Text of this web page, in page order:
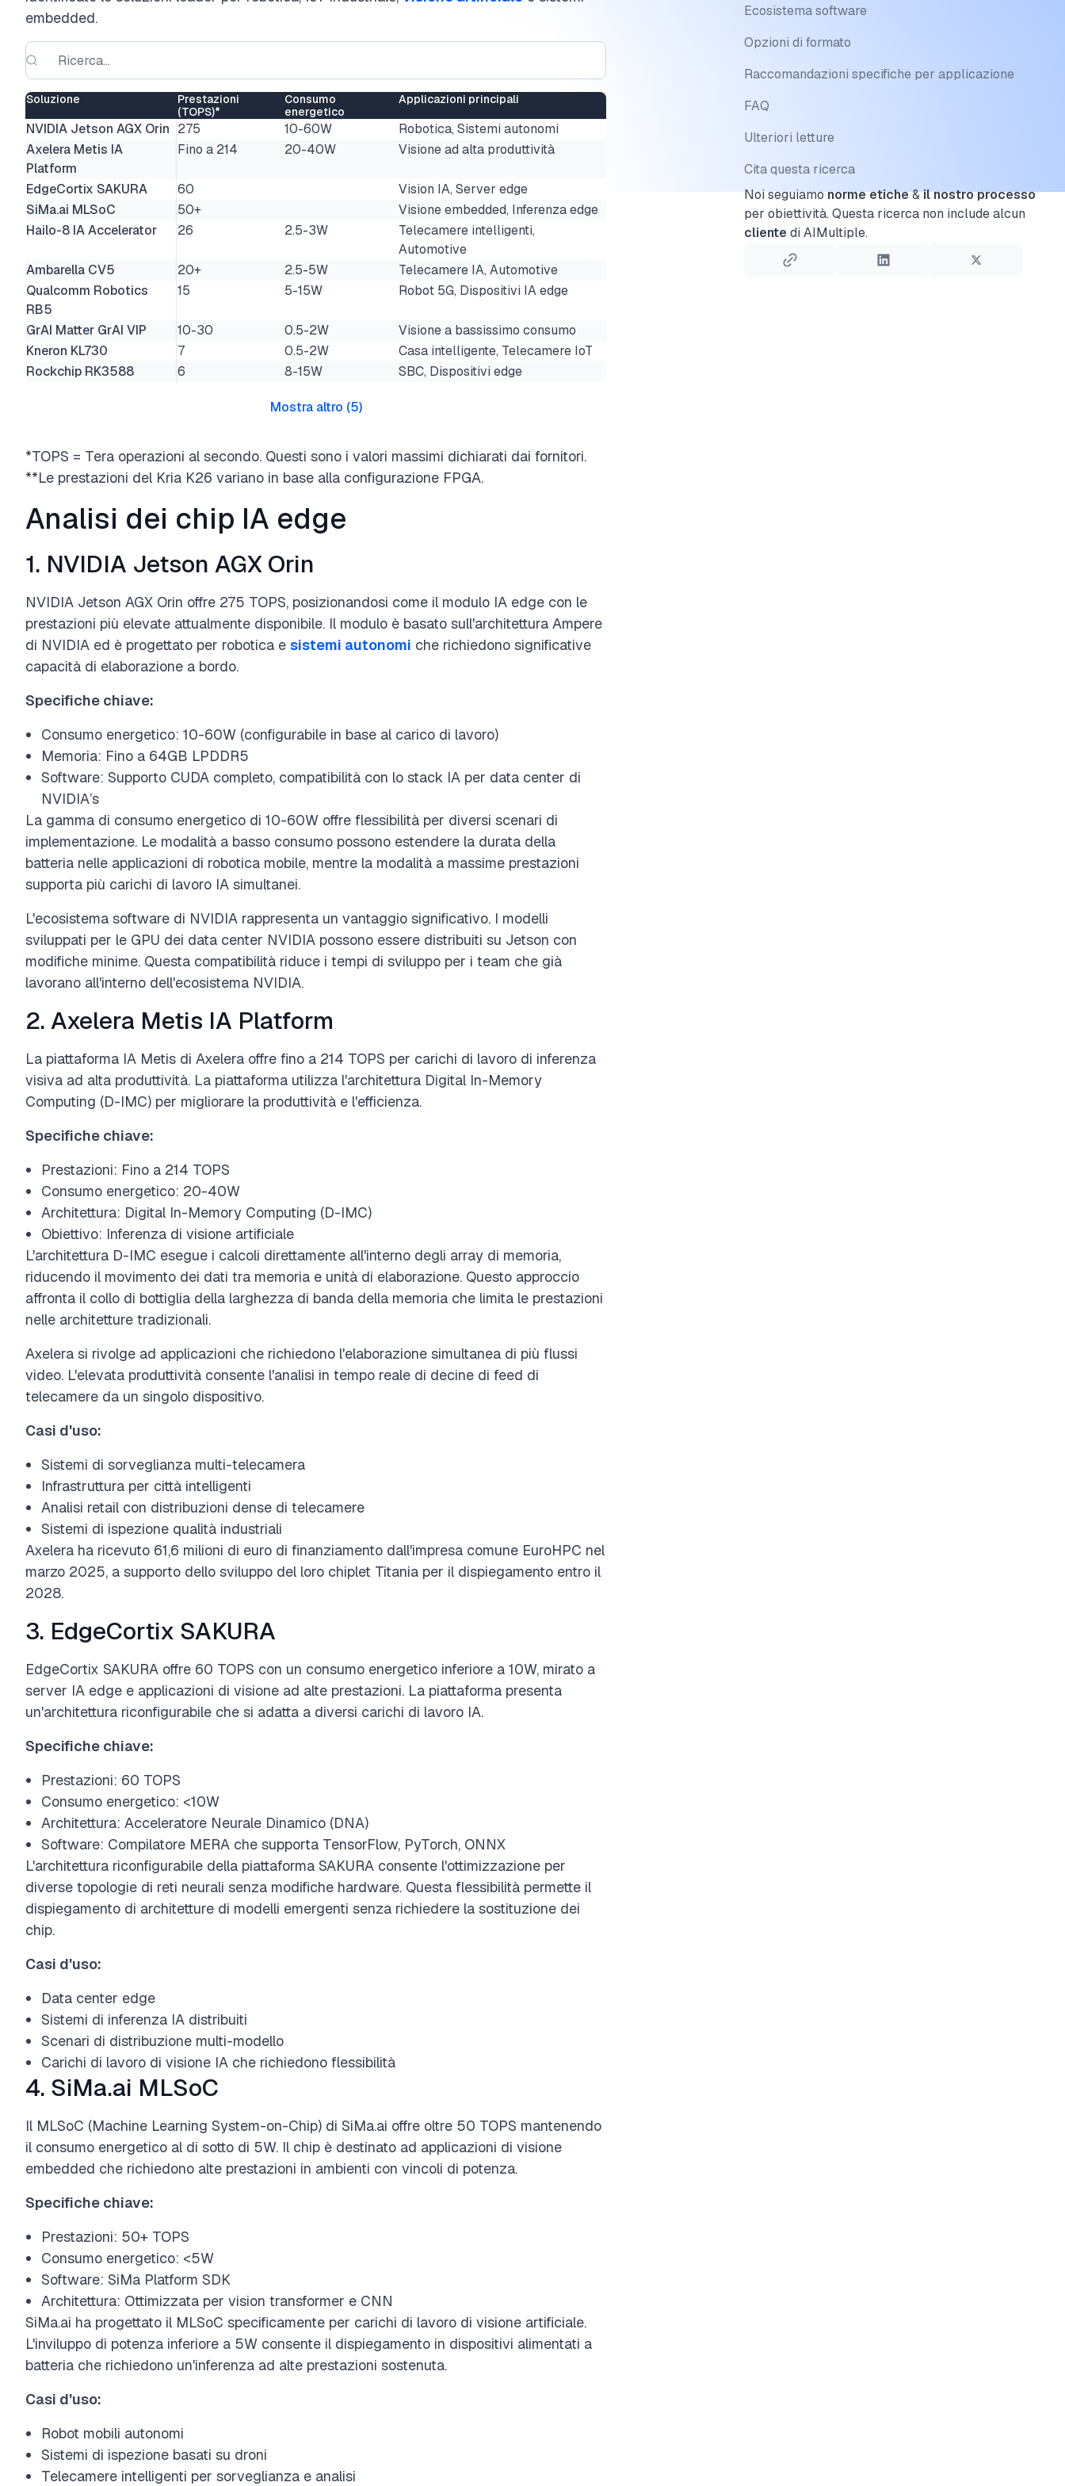
embedded.
Soluzione
Prestazioni
(TOPS)*
Consumo
energetico
Applicazioni principali
NVIDIA Jetson AGX Orin 275 10-60W
Robotica, Sistemi autonomi
Axelera Metis IA
Platform
Fino a 214 20-40W Visione ad alta produttività
EdgeCortix SAKURA 60
Vision IA, Server edge
SiMa.ai MLSoC
50+
Visione embedded, Inferenza edge
Hailo-8 IA Accelerator
26 2.5-3W
Telecamere intelligenti,
Automotive
Ambarella CV5
20+ 2.5-5W
Telecamere IA, Automotive
Qualcomm Robotics
RB5
15 5-15W Robot 5G, Dispositivi IA edge
GrAI Matter GrAI VIP 10-30 0.5-2W
Visione a bassissimo consumo
Kneron KL730
7 0.5-2W
Casa intelligente, Telecamere IoT
Rockchip RK3588
6 8-15W SBC, Dispositivi edge
Mostra altro (5)
*TOPS = Tera operazioni al secondo. Questi sono i valori massimi dichiarati dai fornitori.
**Le prestazioni del Kria K26 variano in base alla configurazione FPGA.
Analisi dei chip IA edge
1. NVIDIA Jetson AGX Orin
NVIDIA Jetson AGX Orin offre 275 TOPS, posizionandosi come il modulo IA edge con le
prestazioni più elevate attualmente disponibile. Il modulo è basato sull'architettura Ampere
di NVIDIA ed è progettato per robotica e sistemi autonomi che richiedono significative
capacità di elaborazione a bordo.
Specifiche chiave:
Consumo energetico: 10-60W (configurabile in base al carico di lavoro)
Memoria: Fino a 64GB LPDDR5
Software: Supporto CUDA completo, compatibilità con lo stack IA per data center di
NVIDIA’s
La gamma di consumo energetico di 10-60W offre flessibilità per diversi scenari di
implementazione. Le modalità a basso consumo possono estendere la durata della
batteria nelle applicazioni di robotica mobile, mentre la modalità a massime prestazioni
supporta più carichi di lavoro IA simultanei.
L'ecosistema software di NVIDIA rappresenta un vantaggio significativo. I modelli
sviluppati per le GPU dei data center NVIDIA possono essere distribuiti su Jetson con
modifiche minime. Questa compatibilità riduce i tempi di sviluppo per i team che già
lavorano all'interno dell'ecosistema NVIDIA.
2. Axelera Metis IA Platform
La piattaforma IA Metis di Axelera offre fino a 214 TOPS per carichi di lavoro di inferenza
visiva ad alta produttività. La piattaforma utilizza l'architettura Digital In-Memory
Computing (D-IMC) per migliorare la produttività e l'efficienza.
Specifiche chiave:
Prestazioni: Fino a 214 TOPS
Consumo energetico: 20-40W
Architettura: Digital In-Memory Computing (D-IMC)
Obiettivo: Inferenza di visione artificiale
L'architettura D-IMC esegue i calcoli direttamente all'interno degli array di memoria,
riducendo il movimento dei dati tra memoria e unità di elaborazione. Questo approccio
affronta il collo di bottiglia della larghezza di banda della memoria che limita le prestazioni
nelle architetture tradizionali.
Axelera si rivolge ad applicazioni che richiedono l'elaborazione simultanea di più flussi
video. L'elevata produttività consente l'analisi in tempo reale di decine di feed di
telecamere da un singolo dispositivo.
Casi d'uso:
Sistemi di sorveglianza multi-telecamera
Infrastruttura per città intelligenti
Analisi retail con distribuzioni dense di telecamere
Sistemi di ispezione qualità industriali
Axelera ha ricevuto 61,6 milioni di euro di finanziamento dall'impresa comune EuroHPC nel
marzo 2025, a supporto dello sviluppo del loro chiplet Titania per il dispiegamento entro il
2028.
3. EdgeCortix SAKURA
EdgeCortix SAKURA offre 60 TOPS con un consumo energetico inferiore a 10W, mirato a
server IA edge e applicazioni di visione ad alte prestazioni. La piattaforma presenta
un'architettura riconfigurabile che si adatta a diversi carichi di lavoro IA.
Specifiche chiave:
Prestazioni: 60 TOPS
Consumo energetico: <10W
Architettura: Acceleratore Neurale Dinamico (DNA)
Software: Compilatore MERA che supporta TensorFlow, PyTorch, ONNX
L'architettura riconfigurabile della piattaforma SAKURA consente l'ottimizzazione per
diverse topologie di reti neurali senza modifiche hardware. Questa flessibilità permette il
dispiegamento di architetture di modelli emergenti senza richiedere la sostituzione dei
chip.
Casi d'uso:
Data center edge
Sistemi di inferenza IA distribuiti
Scenari di distribuzione multi-modello
Carichi di lavoro di visione IA che richiedono flessibilità
4. SiMa.ai MLSoC
Il MLSoC (Machine Learning System-on-Chip) di SiMa.ai offre oltre 50 TOPS mantenendo
il consumo energetico al di sotto di 5W. Il chip è destinato ad applicazioni di visione
embedded che richiedono alte prestazioni in ambienti con vincoli di potenza.
Specifiche chiave:
Prestazioni: 50+ TOPS
Consumo energetico: <5W
Software: SiMa Platform SDK
Architettura: Ottimizzata per vision transformer e CNN
SiMa.ai ha progettato il MLSoC specificamente per carichi di lavoro di visione artificiale.
L'inviluppo di potenza inferiore a 5W consente il dispiegamento in dispositivi alimentati a
batteria che richiedono un'inferenza ad alte prestazioni sostenuta.
Casi d'uso:
Robot mobili autonomi
Sistemi di ispezione basati su droni
Telecamere intelligenti per sorveglianza e analisi
Ecosistema software
Opzioni di formato
Raccomandazioni specifiche per applicazione
FAQ
Ulteriori letture
Cita questa ricerca
Noi seguiamonorme etiche&il nostro processo
per obiettività. Questa ricerca non include alcun
cliente di AIMultiple.